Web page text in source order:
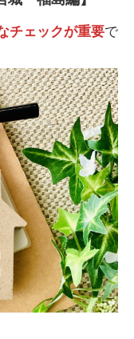
チェックが重要で